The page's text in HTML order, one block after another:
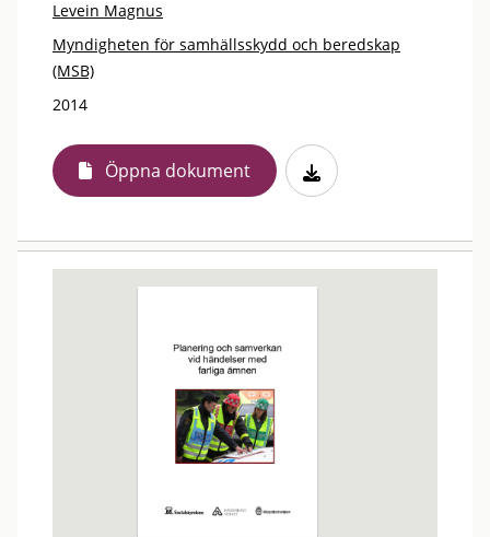
Levein Magnus
Myndigheten för samhällsskydd och beredskap
(MSB)
2014
Öppna dokument